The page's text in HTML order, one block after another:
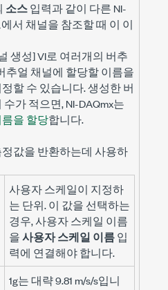
소스입력과 같이 다른 NI-
서 채널을 참조할 때 이 이
생성] VI로 여러개의 버추
추얼 채널에 할당할 이름을
할 수 있습니다. 생성한 버
가 적으면, NI-DAQmx는
을 할당합니다.
값을 반환하는데 사용하
사용자 스케일이 지정하
는 단위. 이 값을 선택하는
경우, 사용자 스케일 이름
을사용자 스케일 이름입
력에 연결해야 합니다.
1g는 대략 9.81 m/s/s입니